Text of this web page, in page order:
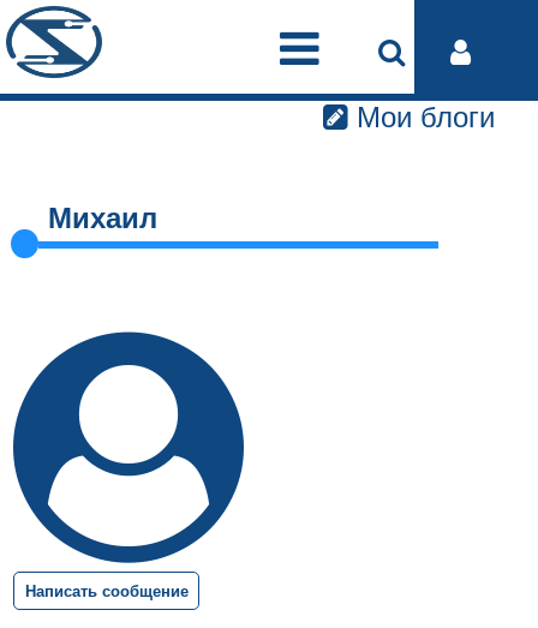
Мои блоги
Михаил
Написать сообщение